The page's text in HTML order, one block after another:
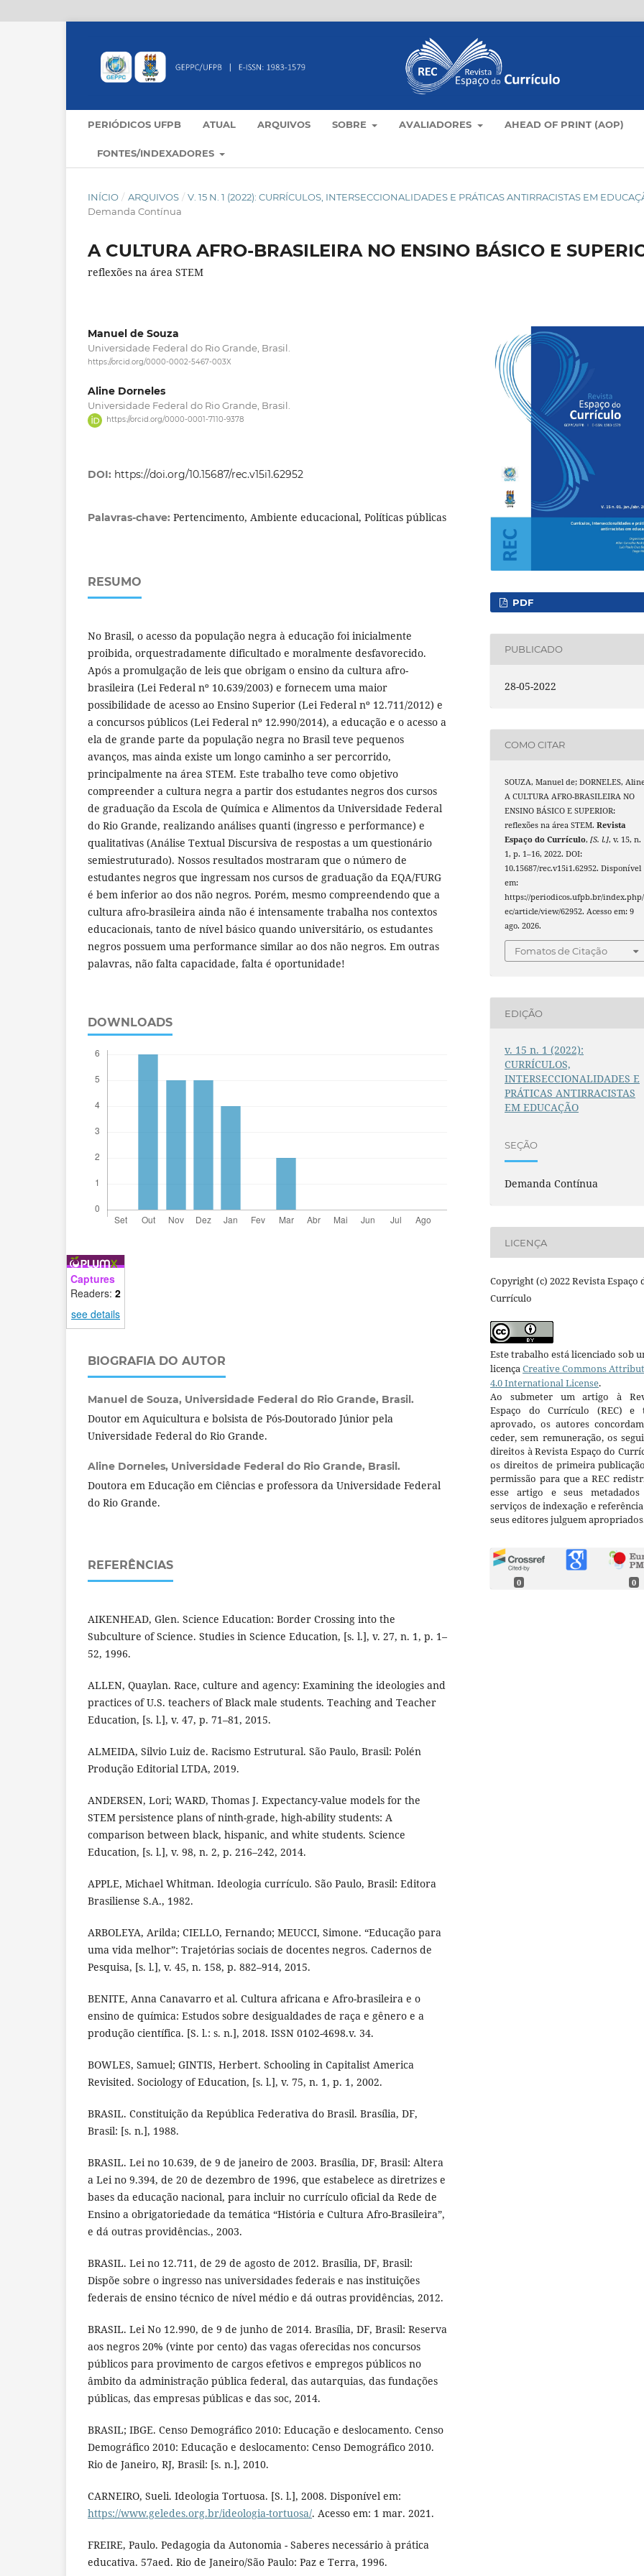
PERIÓDICOS UFPB ATUAL ARQUIVOS SOBRE AVALIADORES AHEAD OF PRINT (AOP)
FONTES/INDEXADORES
INÍCIO / ARQUIVOS / V. 15 N. 1 (2022): CURRÍCULOS, INTERSECCIONALIDADES E PRÁTICAS ANTIRRACISTAS EM
Demanda Contínua
A CULTURA AFRO-BRASILEIRA NO ENSINO BÁSICO E
reflexões na área STEM
Manuel de Souza
Universidade Federal do Rio Grande, Brasil.
https://orcid.org/0000-0002-5467-003X
Aline Dorneles
Universidade Federal do Rio Grande, Brasil.
https://orcid.org/0000-0001-7110-9378
DOI: https://doi.org/10.15687/rec.v15i1.62952
Palavras-chave: Pertencimento, Ambiente educacional, Políticas públicas
RESUMO
No Brasil, o acesso da população negra à educação foi inicialmente
proibida, orquestradamente dificultado e moralmente desfavorecido.
Após a promulgação de leis que obrigam o ensino da cultura afro-
brasileira (Lei Federal nº 10.639/2003) e fornecem uma maior
possibilidade de acesso ao Ensino Superior (Lei Federal nº 12.711/2012) e
a concursos públicos (Lei Federal nº 12.990/2014), a educação e o acesso a
ela de grande parte da população negra no Brasil teve pequenos
avanços, mas ainda existe um longo caminho a ser percorrido,
principalmente na área STEM. Este trabalho teve como objetivo
compreender a cultura negra a partir dos estudantes negros dos cursos
de graduação da Escola de Química e Alimentos da Universidade Federal
do Rio Grande, realizando análises quanti (ingresso e performance) e
qualitativas (Análise Textual Discursiva de respostas a um questionário
semiestruturado). Nossos resultados mostraram que o número de
estudantes negros que ingressam nos cursos de graduação da EQA/FURG
é bem inferior ao dos não negros. Porém, mesmo compreendendo que a
cultura afro-brasileira ainda não é intensamente trabalha nos contextos
educacionais, tanto de nível básico quando universitário, os estudantes
negros possuem uma performance similar ao dos não negros. Em outras
palavras, não falta capacidade, falta é oportunidade!
DOWNLOADS
Captures
Readers: 2
see details
BIOGRAFIA DO AUTOR
Manuel de Souza, Universidade Federal do Rio Grande, Brasil.
Doutor em Aquicultura e bolsista de Pós-Doutorado Júnior pela
Universidade Federal do Rio Grande.
Aline Dorneles, Universidade Federal do Rio Grande, Brasil.
Doutora em Educação em Ciências e professora da Universidade Federal
do Rio Grande.
REFERÊNCIAS
AIKENHEAD, Glen. Science Education: Border Crossing into the
Subculture of Science. Studies in Science Education, [s. l.], v. 27, n. 1, p. 1–
52, 1996.
ALLEN, Quaylan. Race, culture and agency: Examining the ideologies and
practices of U.S. teachers of Black male students. Teaching and Teacher
Education, [s. l.], v. 47, p. 71–81, 2015.
ALMEIDA, Silvio Luiz de. Racismo Estrutural. São Paulo, Brasil: Polén
Produção Editorial LTDA, 2019.
ANDERSEN, Lori; WARD, Thomas J. Expectancy-value models for the
STEM persistence plans of ninth-grade, high-ability students: A
comparison between black, hispanic, and white students. Science
Education, [s. l.], v. 98, n. 2, p. 216–242, 2014.
APPLE, Michael Whitman. Ideologia currículo. São Paulo, Brasil: Editora
Brasiliense S.A., 1982.
ARBOLEYA, Arilda; CIELLO, Fernando; MEUCCI, Simone. “Educação para
uma vida melhor”: Trajetórias sociais de docentes negros. Cadernos de
Pesquisa, [s. l.], v. 45, n. 158, p. 882–914, 2015.
BENITE, Anna Canavarro et al. Cultura africana e Afro-brasileira e o
ensino de química: Estudos sobre desigualdades de raça e gênero e a
produção científica. [S. l.: s. n.], 2018. ISSN 0102-4698.v. 34.
BOWLES, Samuel; GINTIS, Herbert. Schooling in Capitalist America
Revisited. Sociology of Education, [s. l.], v. 75, n. 1, p. 1, 2002.
BRASIL. Constituição da República Federativa do Brasil. Brasília, DF,
Brasil: [s. n.], 1988.
BRASIL. Lei no 10.639, de 9 de janeiro de 2003. Brasília, DF, Brasil: Altera
a Lei no 9.394, de 20 de dezembro de 1996, que estabelece as diretrizes e
bases da educação nacional, para incluir no currículo oficial da Rede de
Ensino a obrigatoriedade da temática “História e Cultura Afro-Brasileira”,
e dá outras providências., 2003.
BRASIL. Lei no 12.711, de 29 de agosto de 2012. Brasília, DF, Brasil:
Dispõe sobre o ingresso nas universidades federais e nas instituições
federais de ensino técnico de nível médio e dá outras providências, 2012.
BRASIL. Lei No 12.990, de 9 de junho de 2014. Brasília, DF, Brasil: Reserva
aos negros 20% (vinte por cento) das vagas oferecidas nos concursos
públicos para provimento de cargos efetivos e empregos públicos no
âmbito da administração pública federal, das autarquias, das fundações
públicas, das empresas públicas e das soc, 2014.
BRASIL; IBGE. Censo Demográfico 2010: Educação e deslocamento. Censo
Demográfico 2010: Educação e deslocamento: Censo Demográfico 2010.
Rio de Janeiro, RJ, Brasil: [s. n.], 2010.
CARNEIRO, Sueli. Ideologia Tortuosa. [S. l.], 2008. Disponível em:
https://www.geledes.org.br/ideologia-tortuosa/. Acesso em: 1 mar. 2021.
FREIRE, Paulo. Pedagogia da Autonomia - Saberes necessário à prática
educativa. 57aed. Rio de Janeiro/São Paulo: Paz e Terra, 1996.
PDF
PUBLICADO
28-05-2022
COMO CITAR
SOUZA, Manuel de; DORNELES,
A CULTURA AFRO-BRASILEIRA NO
ENSINO BÁSICO E SUPERIOR:
reflexões na área STEM.Revista
Espaço do Currículo,[S. l.], v. 15, n.
1, p. 1–16, 2022. DOI:
10.15687/rec.v15i1.62952. Disponível
em:
https://periodicos.ufpb.br/
ec/article/view/62952. Acesso em: 9
ago. 2026.
Fomatos de Citação
EDIÇÃO
v. 15 n. 1 (2022):
CURRÍCULOS,
INTERSECCIONALIDADES E
PRÁTICAS ANTIRRACISTAS
EM EDUCAÇÃO
SEÇÃO
Demanda Contínua
LICENÇA
Copyright (c) 2022 Revista Espaço
Currículo
Este trabalho está licenciado sob
licençaCreative Commons
4.0 International License.
Ao submeter um artigo à
Espaço do Currículo (REC) e
aprovado, os autores
ceder, sem remuneração, os
direitos à Revista Espaço do
os direitos de primeira
permissão para que a REC
esse artigo e seus metadados
serviços de indexação e
seus editores julguem
0 0